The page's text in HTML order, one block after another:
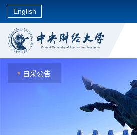
English
自采公告